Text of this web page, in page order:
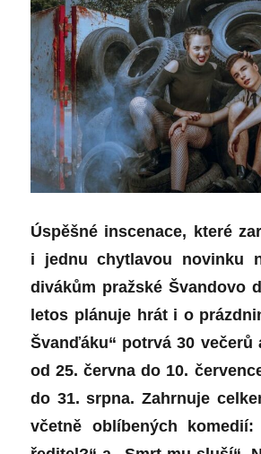
Úspěšné inscenace, které
i jednu chytlavou novinku
divákům pražské Švandovo
letos plánuje hrát i o
Švanďáku“ potrvá 30 večerů
od 25. června do 10.
do 31. srpna. Zahrnuje
včetně oblíbených